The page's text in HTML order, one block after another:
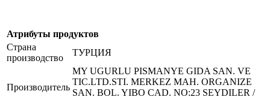
Атрибуты продуктов
Страна
производство
ТУРЦИЯ
Производитель
MY UGURLU PISMANYE GIDA SAN. VE
TIC.LTD.STI. MERKEZ MAH. ORGANIZE
SAN. BOL. YIBO CAD. NO:23 SEYDILER /